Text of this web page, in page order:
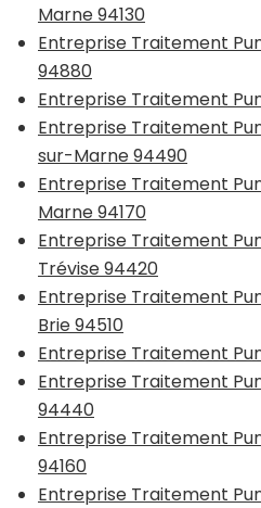
Marne 94130
Entreprise Traitement
94880
Entreprise Traitement
Entreprise Traitement
sur-Marne 94490
Entreprise Traitement
Marne 94170
Entreprise Traitement
Trévise 94420
Entreprise Traitement
Brie 94510
Entreprise Traitement
Entreprise Traitement
94440
Entreprise Traitement
94160
Entreprise Traitement